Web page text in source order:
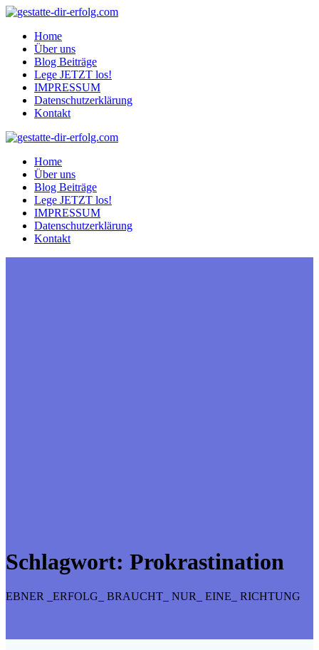
Zum
springenHome
Über uns
Blog Beiträge
Lege JETZT los!
IMPRESSUM
Datenschutzerklärung
Kontakt
Home
Über uns
Blog Beiträge
Lege JETZT los!
IMPRESSUM
Datenschutzerklärung
Kontakt
Schlagwort: Prokrastination
EBNER _ERFOLG_ BRAUCHT_ NUR_ EINE_ RICHTUNG